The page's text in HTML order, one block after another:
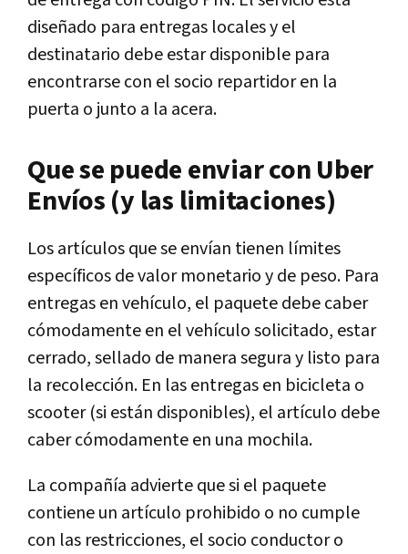
diseñado para entregas locales y el
destinatario debe estar disponible para
encontrarse con el socio repartidor en la
puerta o junto a la acera.
Que se puede enviar con Uber
Envíos (y las limitaciones)
Los artículos que se envían tienen límites
específicos de valor monetario y de peso. Para
entregas en vehículo, el paquete debe caber
cómodamente en el vehículo solicitado, estar
cerrado, sellado de manera segura y listo para
la recolección. En las entregas en bicicleta o
scooter (si están disponibles), el artículo debe
caber cómodamente en una mochila.
La compañía advierte que si el paquete
contiene un artículo prohibido o no cumple
con las restricciones, el socio conductor o